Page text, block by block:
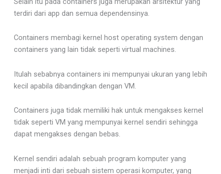
terdiri dari app dan semua dependensinya.
Containers membagi kernel host operating system dengan
containers yang lain tidak seperti virtual machines.
Itulah sebabnya containers ini mempunyai ukuran yang lebih
kecil apabila dibandingkan dengan VM.
Containers juga tidak memiliki hak untuk mengakses kernel
tidak seperti VM yang mempunyai kernel sendiri sehingga
dapat mengakses dengan bebas.
Kernel sendiri adalah sebuah program komputer yang
menjadi inti dari sebuah sistem operasi komputer, yang